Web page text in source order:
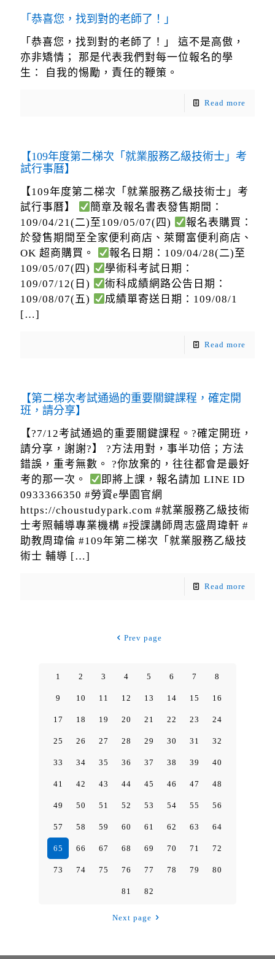
「恭喜您，找到對的老師了！」
「恭喜您，找到對的老師了！」 這不是高傲，
亦非矯情； 那是代表我們對每一位報名的學
生： 自我的惕勵，責任的鞭策。
Read more
【109年度第二梯次「就業服務乙級技術士」考
試行事曆】
【109年度第二梯次「就業服務乙級技術士」考
試行事曆】
簡章及報名書表發售期間：
109/04/21(二)至109/05/07(四)
報名表購買：
於發售期間至全家便利商店、萊爾富便利商店、
OK 超商購買。
報名日期：109/04/28(二)至
109/05/07(四)
學術科考試日期：
109/07/12(日)
術科成績網路公告日期：
109/08/07(五)
成績單寄送日期：109/08/1
[…]
Read more
【第二梯次考試通過的重要關鍵課程，確定開
班，請分享】
【?7/12考試通過的重要關鍵課程。?確定開班，
請分享，謝謝?】 ?方法用對，事半功倍；方法
錯誤，重考無數。 ?你放棄的，往往都會是最好
考的那一次。
即將上課，報名請加 LINE ID
0933366350 #勞資e學園官網
https://choustudypark.com #就業服務乙級技術
士考照輔導專業機構 #授課講師周志盛周瑋軒 #
助教周瑋倫 #109年第二梯次「就業服務乙級技
術士 輔導 […]
Read more
Prev page
1 2 3 4 5 6 7 8
9 10 11 12 13 14 15 16
17 18 19 20 21 22 23 24
25 26 27 28 29 30 31 32
33 34 35 36 37 38 39 40
41 42 43 44 45 46 47 48
49 50 51 52 53 54 55 56
57 58 59 60 61 62 63 64
65 66 67 68 69 70 71 72
73 74 75 76 77 78 79 80
81 82
Next page